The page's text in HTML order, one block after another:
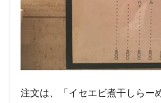
注文は、「イセエビ煮干しらー